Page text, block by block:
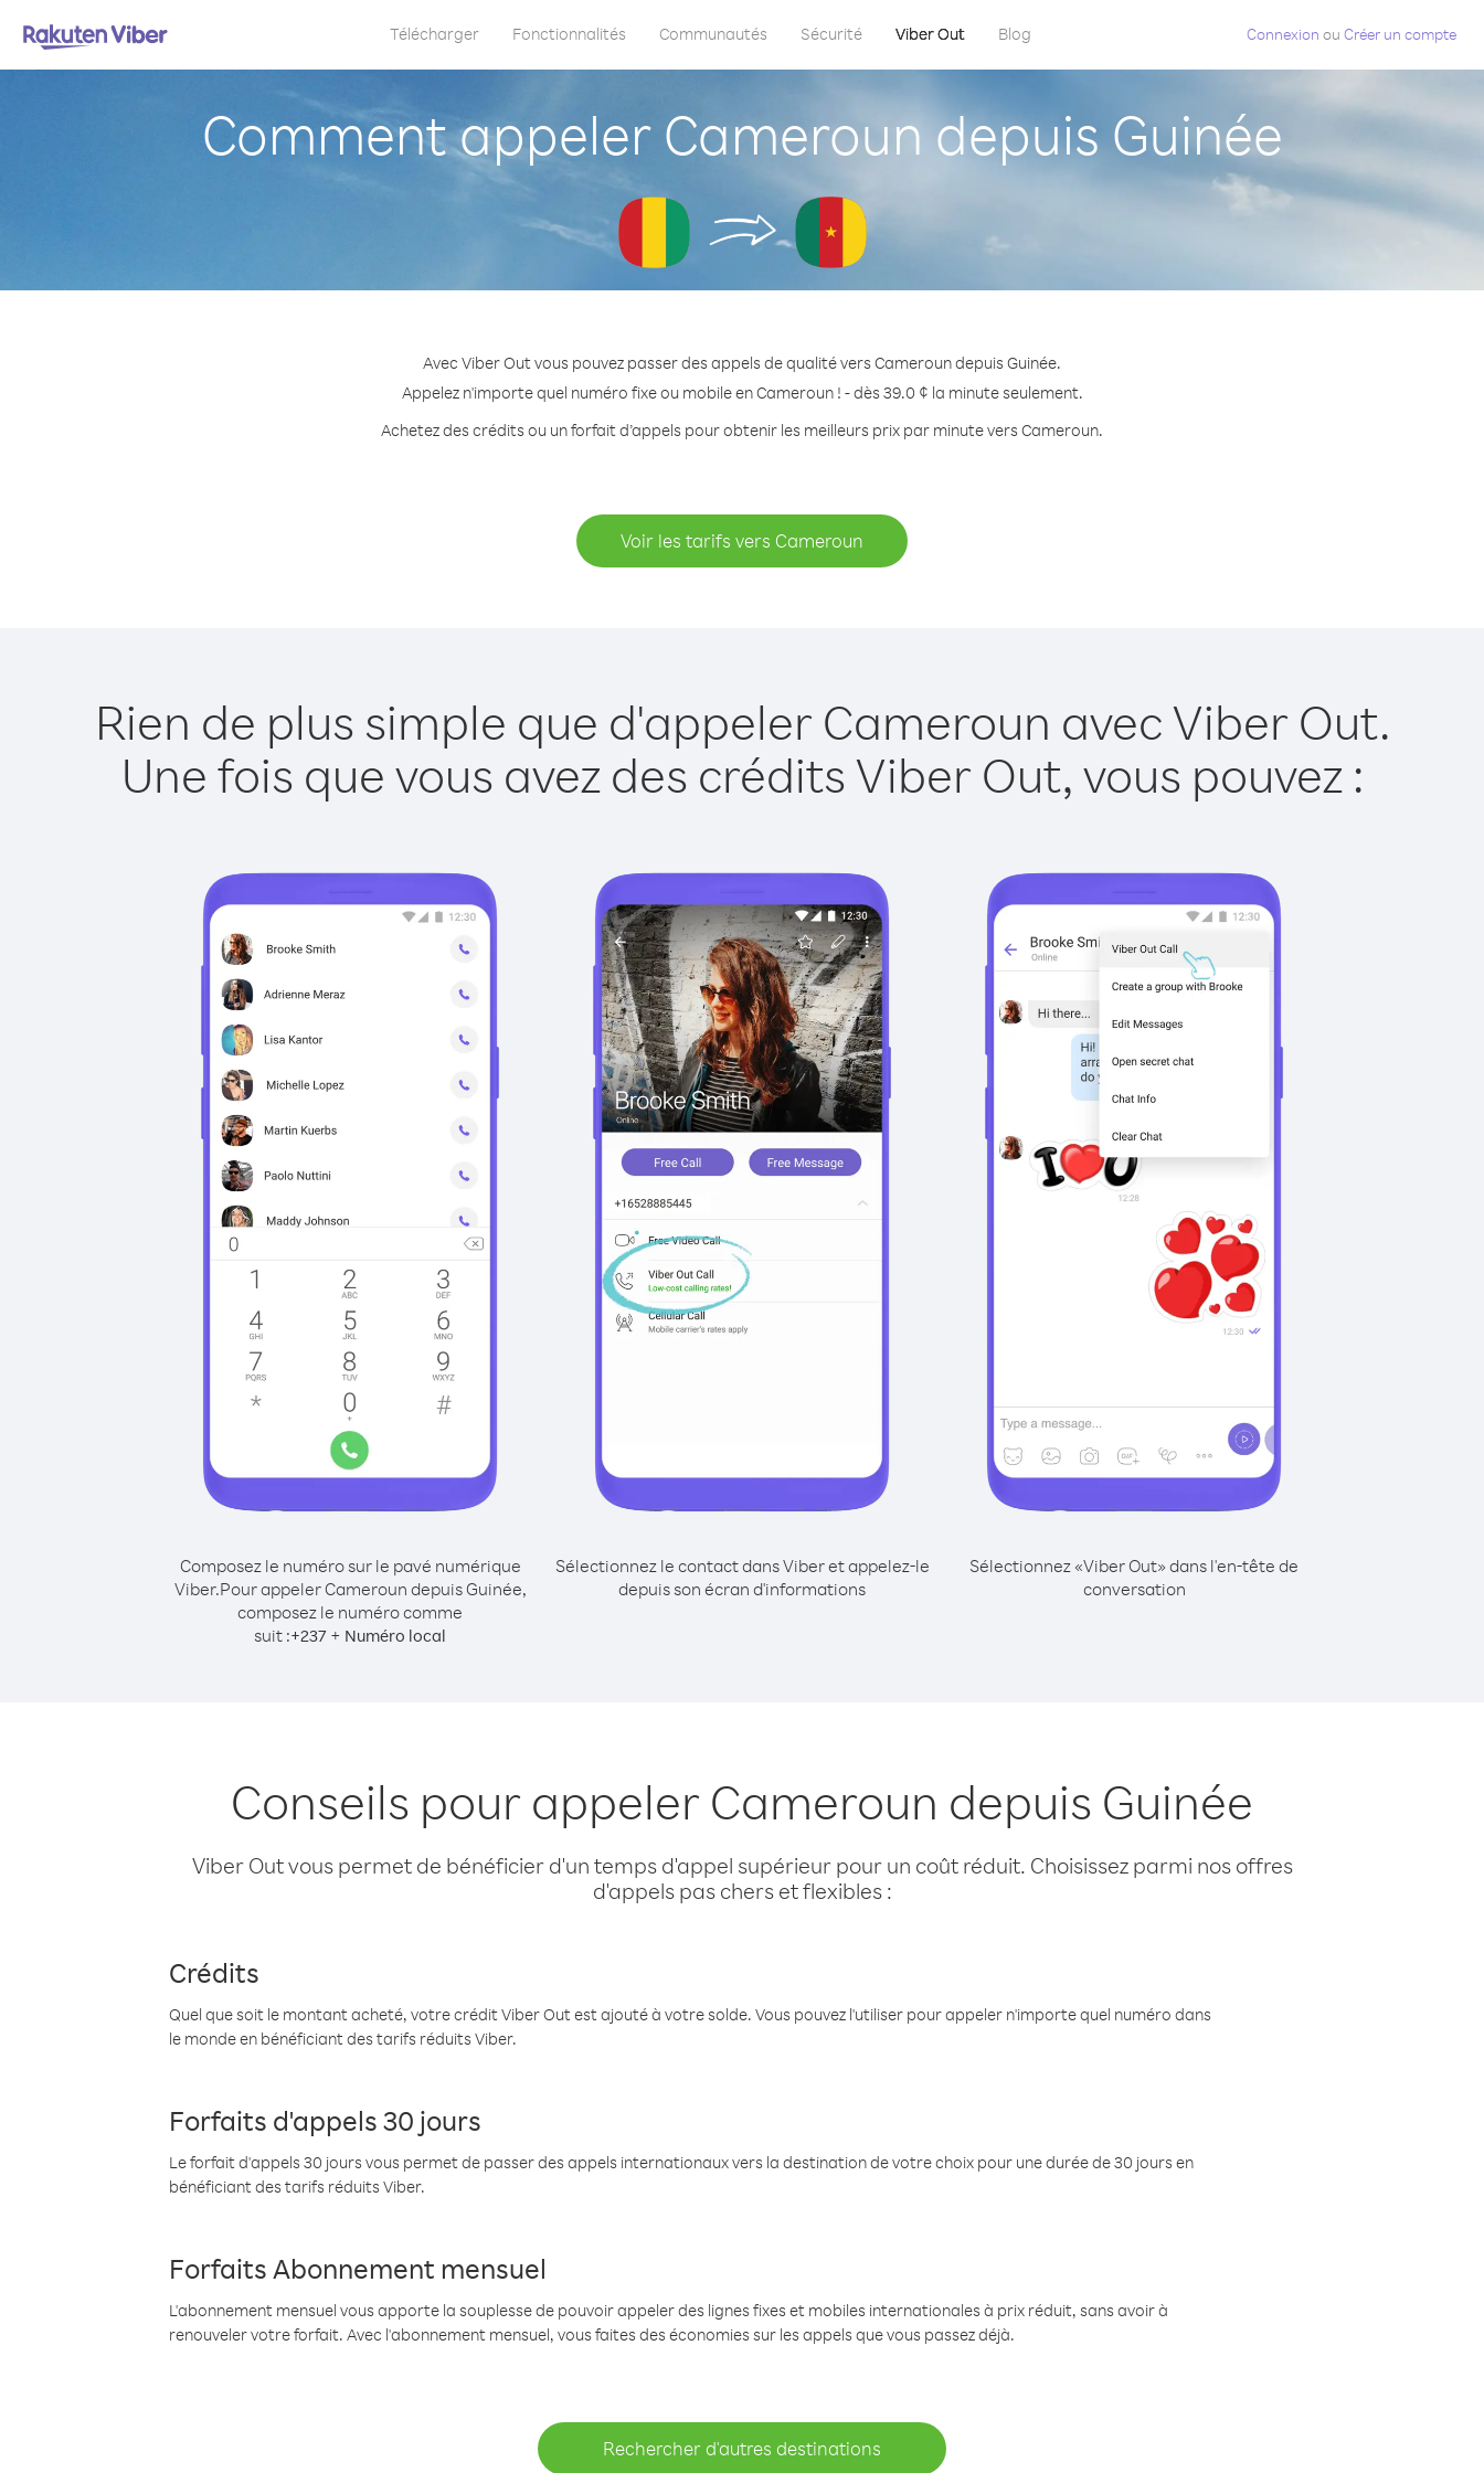
Télécharger Fonctionnalités Communautés Sécurité Viber Out Blog Connexion ou Créer un compte
Comment appeler Cameroun depuis Guinée
Avec Viber Out vous pouvez passer des appels de qualité vers Cameroun depuis Guinée.
Appelez n'importe quel numéro fixe ou mobile en Cameroun ! - dès 39.0 ¢ la minute seulement.
Achetez des crédits ou un forfait d’appels pour obtenir les meilleurs prix par minute vers Cameroun.
Voir les tarifs vers Cameroun
Rien de plus simple que d'appeler Cameroun avec Viber Out.
Une fois que vous avez des crédits Viber Out, vous pouvez :
Composez le numéro sur le pavé numérique
Viber.Pour appeler Cameroun depuis Guinée,
composez le numéro comme
suit :+237 + Numéro local
Sélectionnez le contact dans Viber et appelez-le
depuis son écran d'informations
Sélectionnez «Viber Out» dans l'en-tête de
conversation
Conseils pour appeler Cameroun depuis Guinée
Viber Out vous permet de bénéficier d'un temps d'appel supérieur pour un coût réduit. Choisissez parmi nos offres
d'appels pas chers et flexibles :
Crédits
Quel que soit le montant acheté, votre crédit Viber Out est ajouté à votre solde. Vous pouvez l'utiliser pour appeler n'importe quel numéro dans
le monde en bénéficiant des tarifs réduits Viber.
Forfaits d'appels 30 jours
Le forfait d'appels 30 jours vous permet de passer des appels internationaux vers la destination de votre choix pour une durée de 30 jours en
bénéficiant des tarifs réduits Viber.
Forfaits Abonnement mensuel
L'abonnement mensuel vous apporte la souplesse de pouvoir appeler des lignes fixes et mobiles internationales à prix réduit, sans avoir à
renouveler votre forfait. Avec l'abonnement mensuel, vous faites des économies sur les appels que vous passez déjà.
Rechercher d'autres destinations